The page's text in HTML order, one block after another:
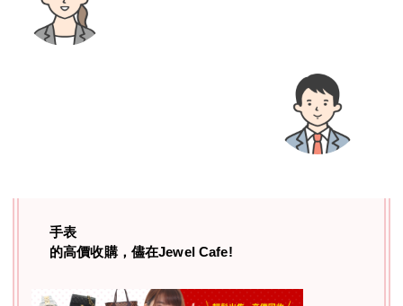
手表
的高價收購，儘在Jewel Cafe!